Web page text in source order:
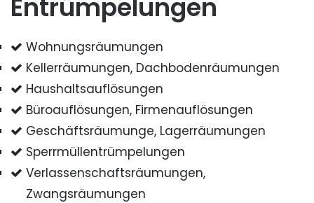
Entrümpelungen
Wohnungsräumungen
Kellerräumungen, Dachbodenräumungen
Haushaltsauflösungen
Büroauflösungen, Firmenauflösungen
Geschäftsräumunge, Lagerräumungen
Sperrmüllentrümpelungen
Verlassenschaftsräumungen,
Zwangsräumungen